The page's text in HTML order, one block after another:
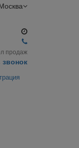
продаж
звонок